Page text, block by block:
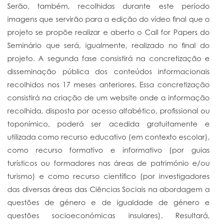
Serão, também, recolhidas durante este período
imagens que servirão para a edição do vídeo final que o
projeto se propõe realizar e aberto o Call for Papers do
Seminário que será, igualmente, realizado no final do
projeto. A segunda fase consistirá na concretização e
disseminação pública dos conteúdos informacionais
recolhidos nos 17 meses anteriores. Essa concretização
consistirá na criação de um website onde a informação
recolhida, disposta por acesso alfabético, profissional ou
toponímico, poderá ser acedida gratuitamente e
utilizada como recurso educativo (em contexto escolar),
como recurso formativo e informativo (por guias
turísticos ou formadores nas áreas de património e/ou
turismo) e como recurso científico (por investigadores
das diversas áreas das Ciências Sociais na abordagem a
questões de género e de igualdade de género e
questões socioeconómicas insulares). Resultará,